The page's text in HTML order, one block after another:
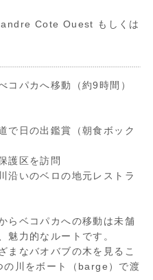
Cote Ouest もしくは
コパカへ移動（約9時間）
で日の出鑑賞（朝食ボック
護区を訪問
沿いのベロの地元レストラ
らベコパカへの移動は未舗
魅力的なルートです。
まなバオバブの木を見るこ
の川をボート（barge）で渡